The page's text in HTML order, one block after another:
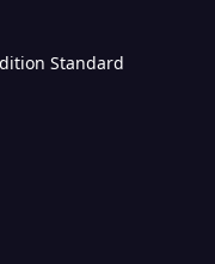
Standard